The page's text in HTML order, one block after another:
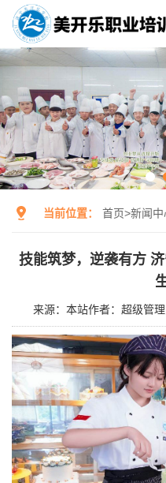
当前位置： 首页>新闻中
技能筑梦，逆袭有方
来源：本站作者：超级管理